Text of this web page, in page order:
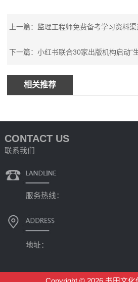
上一篇：监理工程师免费备考学习资料
下一篇：小红书联合30家出版机构启动“
相关推荐
CONTACT US
联系我们
服务热线：
地址：